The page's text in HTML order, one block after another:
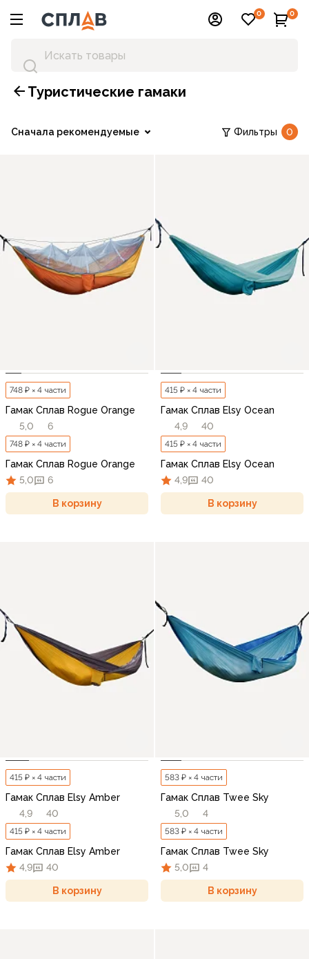
0 0
Туристические гамаки
Сначала рекомендуемые Фильтры 0
748 ₽ × 4 части
Гамак Сплав Rogue Orange
5,0
6
748 ₽ × 4 части
Гамак Сплав Rogue Orange
5,0
6
В корзину
415 ₽ × 4 части
Гамак Сплав Elsy Ocean
4,9
40
415 ₽ × 4 части
Гамак Сплав Elsy Ocean
4,9
40
В корзину
415 ₽ × 4 части
Гамак Сплав Elsy Amber
4,9
40
415 ₽ × 4 части
Гамак Сплав Elsy Amber
4,9
40
В корзину
583 ₽ × 4 части
Гамак Сплав Twee Sky
5,0
4
583 ₽ × 4 части
Гамак Сплав Twee Sky
5,0
4
В корзину